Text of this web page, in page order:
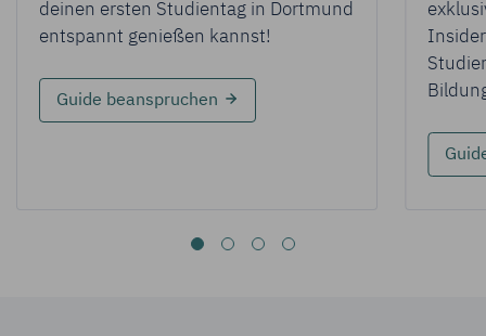
deinen ersten Studientag in Dortmund
entspannt genießen kannst!
Guide beanspruchen